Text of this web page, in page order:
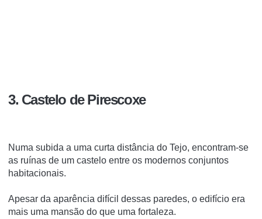
3. Castelo de Pirescoxe
Numa subida a uma curta distância do Tejo, encontram-se
as ruínas de um castelo entre os modernos conjuntos
habitacionais.
Apesar da aparência difícil dessas paredes, o edifício era
mais uma mansão do que uma fortaleza.